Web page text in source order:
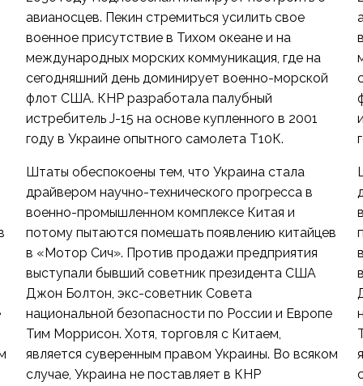
авианосцев. Пекин стремиться усилить свое
военное присутствие в Тихом океане и на
международных морских коммуникация, где на
сегодняшний день доминирует военно-морской
флот США. КНР разработала палубный
истребитель J-15 на основе купленного в 2001
году в Украине опытного самолета Т10К.
Штаты обеспокоены тем, что Украина стала
драйвером научно-технического прогресса в
военно-промышленном комплексе Китая и
потому пытаются помешать появлению китайцев
в «Мотор Сич». Против продажи предприятия
выступали бывший советник президента США
Джон Болтон, экс-советник Совета
национальной безопасности по России и Европе
Тим Моррисон. Хотя, торговля с Китаем,
является суверенным правом Украины. Во всяком
случае, Украина не поставляет в КНР